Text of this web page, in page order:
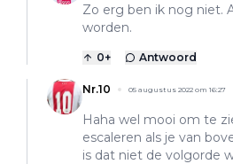
Zo erg ben ik nog niet.
worden.
0+ Antwoord
Nr.10 05 augustus 2022 om 16:27
Haha wel mooi om te
escaleren als je van
is dat niet de volgorde